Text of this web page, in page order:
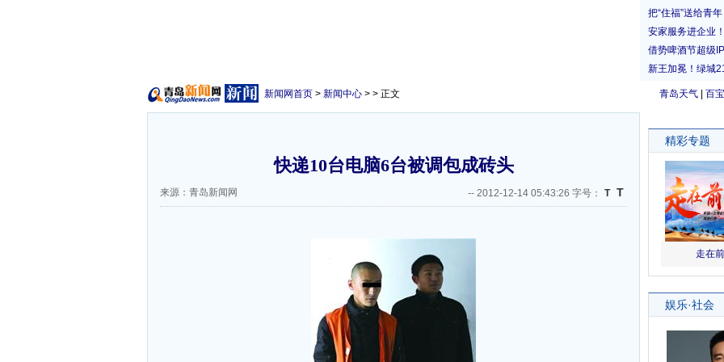
青岛天气 百
新闻网首页 > 新闻中心 > > 正文
快递10台电脑6台被调包成砖头
来源：青岛新闻网 -- 2012-12-14 05:43:26 字号： T T